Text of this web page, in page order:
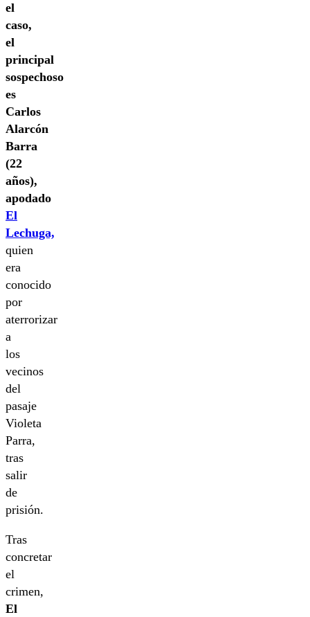
el
caso,
el
principal
sospechoso
es
Carlos
Alarcón
Barra
(22
años),
apodado
El
Lechuga,
quien
era
conocido
por
aterrorizar
a
los
vecinos
del
pasaje
Violeta
Parra,
tras
salir
de
prisión.
Tras
concretar
el
crimen,
El